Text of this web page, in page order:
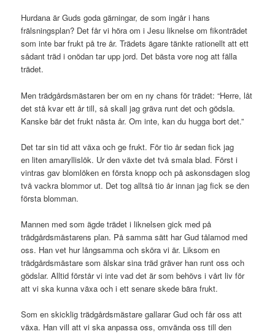
Hurdana är Guds goda gärningar, de som ingår i hans
frälsningsplan? Det får vi höra om i Jesu liknelse om fikonträdet
som inte bar frukt på tre år. Trädets ägare tänkte rationellt att ett
sådant träd i onödan tar upp jord. Det bästa vore nog att fälla
trädet.
Men trädgårdsmästaren ber om en ny chans för trädet: “Herre, låt
det stå kvar ett år till, så skall jag gräva runt det och gödsla.
Kanske bär det frukt nästa år. Om inte, kan du hugga bort det.”
Det tar sin tid att växa och ge frukt. För tio år sedan fick jag
en liten amaryllislök. Ur den växte det två smala blad. Först i
vintras gav blomlöken en första knopp och på askonsdagen slog
två vackra blommor ut. Det tog alltså tio år innan jag fick se den
första blomman.
Mannen med som ägde trädet i liknelsen gick med på
trädgårdsmästarens plan. På samma sätt har Gud tålamod med
oss. Han vet hur långsamma och sköra vi är. Liksom en
trädgårdsmästare som älskar sina träd gräver han runt oss och
gödslar. Alltid förstår vi inte vad det är som behövs i vårt liv för
att vi ska kunna växa och i ett senare skede bära frukt.
Som en skicklig trädgårdsmästare gallarar Gud och får oss att
växa. Han vill att vi ska anpassa oss, omvända oss till den